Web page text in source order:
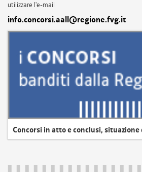
utilizzare l'e-mail
info.concorsi.aall@regione.fvg.it
Concorsi in atto e conclusi,